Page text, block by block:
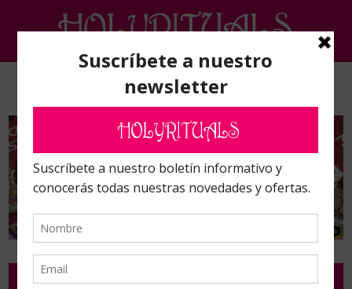
SANTAS, VÍRGENES Y SANTOS